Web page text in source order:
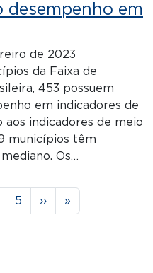
desempenho em
de 2023
da Faixa de
453 possuem
em indicadores de
aos indicadores de meio
municípios têm
Os…
Página
5 Próxima página
›› Última página
»